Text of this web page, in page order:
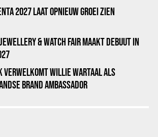
2027 LAAT OPNIEUW GROEI ZIEN
& WATCH FAIR MAAKT DEBUUT IN
VERWELKOMT WILLIE WARTAAL ALS
BRAND AMBASSADOR